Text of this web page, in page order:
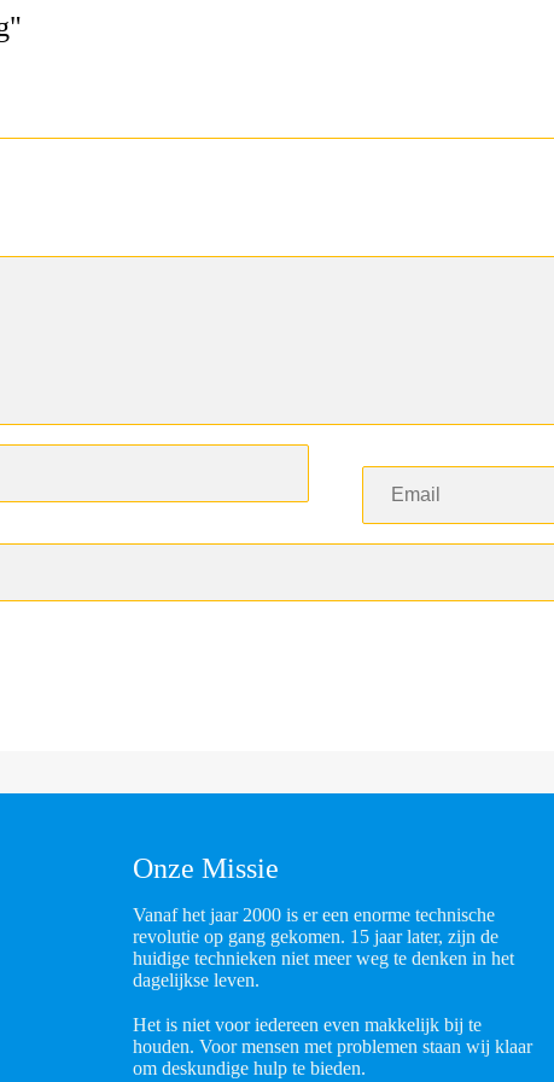
Onze Missie
Vanaf het jaar 2000 is er een enorme technische
revolutie op gang gekomen. 15 jaar later, zijn de
huidige technieken niet meer weg te denken in het
dagelijkse leven.
Het is niet voor iedereen even makkelijk bij te
houden. Voor mensen met problemen staan wij klaar
om deskundige hulp te bieden.